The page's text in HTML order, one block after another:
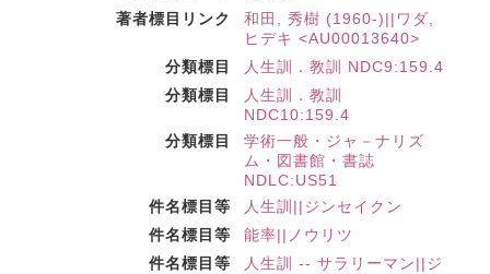
著者標目リンク
和田, 秀樹 (1960-)||ワダ,
ヒデキ <AU00013640>
分類標目
人生訓．教訓 NDC9:159.4
分類標目
人生訓．教訓
NDC10:159.4
分類標目
学術一般・ジャ－ナリズ
ム・図書館・書誌
NDLC:US51
件名標目等
人生訓||ジンセイクン
件名標目等
能率||ノウリツ
件名標目等
人生訓 -- サラリーマン||ジ